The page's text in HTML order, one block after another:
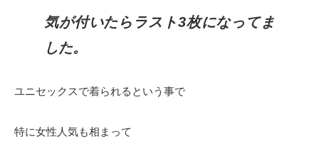
気が付いたらラスト3枚になってま
した。
ユニセックスで着られるという事で
特に女性人気も相まって